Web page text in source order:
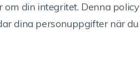
din integritet. Denna policy
dina personuppgifter när du